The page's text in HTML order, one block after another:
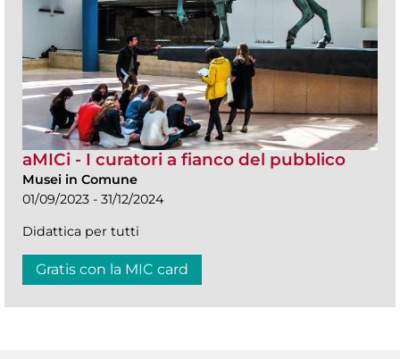
aMICi - I curatori a fianco del pubblico
Musei in Comune
01/09/2023 - 31/12/2024
Didattica per tutti
Gratis con la MIC card